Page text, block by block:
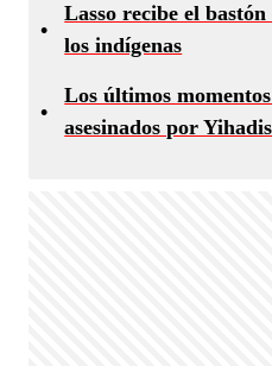
•
Lasso recibe el
los indígenas
•
Los últimos
asesinados por